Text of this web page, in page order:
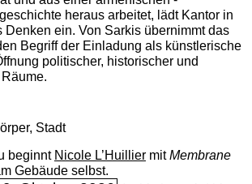
heraus arbeitet, lädt Kantor in
Denken ein. Von Sarkis übernimmt das
Begriff der Einladung als künstlerische
politischer, historischer und
Stadt
beginnt Nicole L’Huilliermit ­Membrane
Gebäude selbst.